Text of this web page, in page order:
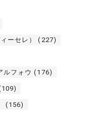
ーセレ） (227)
ルフォウ (176)
(156)